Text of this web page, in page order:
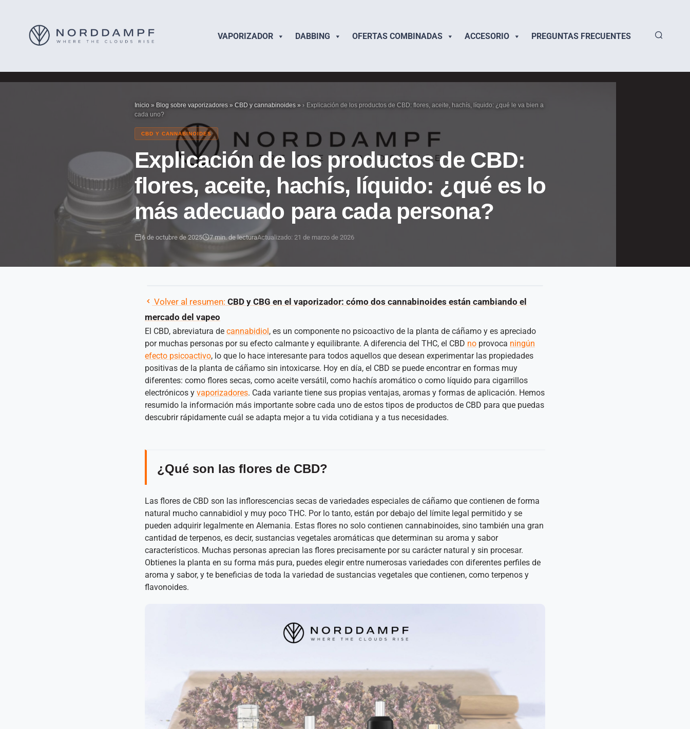
VAPORIZADOR DABBING OFERTAS COMBINADAS ACCESORIO PREGUNTAS FRECUENTES
Inicio » Blog sobre vaporizadores » CBD y cannabinoides »
Explicación de los productos de CBD: flores, aceite, hachís, líquido: ¿qué le va bien a
cada uno?
CBD Y CANNABINOIDES
Explicación de los productos de CBD:
flores, aceite, hachís, líquido: ¿qué es lo
más adecuado para cada persona?
6 de octubre de 2025 7 min. de lecturaActualizado: 21 de marzo de 2026
Volver al resumen: CBD y CBG en el vaporizador: cómo dos cannabinoides están cambiando el
mercado del vapeo
El CBD, abreviatura de cannabidiol, es un componente no psicoactivo de la planta de cáñamo y es apreciado
por muchas personas por su efecto calmante y equilibrante. A diferencia del THC, el CBD no provoca ningún
efecto psicoactivo, lo que lo hace interesante para todos aquellos que desean experimentar las propiedades
positivas de la planta de cáñamo sin intoxicarse. Hoy en día, el CBD se puede encontrar en formas muy
diferentes: como flores secas, como aceite versátil, como hachís aromático o como líquido para cigarrillos
electrónicos y vaporizadores. Cada variante tiene sus propias ventajas, aromas y formas de aplicación. Hemos
resumido la información más importante sobre cada uno de estos tipos de productos de CBD para que puedas
descubrir rápidamente cuál se adapta mejor a tu vida cotidiana y a tus necesidades.
¿Qué son las flores de CBD?
Las flores de CBD son las inflorescencias secas de variedades especiales de cáñamo que contienen de forma
natural mucho cannabidiol y muy poco THC. Por lo tanto, están por debajo del límite legal permitido y se
pueden adquirir legalmente en Alemania. Estas flores no solo contienen cannabinoides, sino también una gran
cantidad de terpenos, es decir, sustancias vegetales aromáticas que determinan su aroma y sabor
característicos. Muchas personas aprecian las flores precisamente por su carácter natural y sin procesar.
Obtienes la planta en su forma más pura, puedes elegir entre numerosas variedades con diferentes perfiles de
aroma y sabor, y te beneficias de toda la variedad de sustancias vegetales que contienen, como terpenos y
flavonoides.